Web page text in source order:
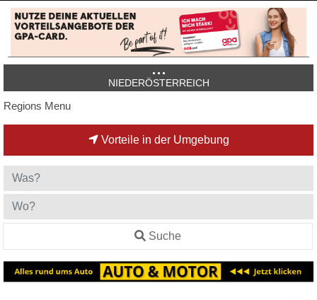
NIEDERÖSTERREICH
Regions Menu
Vorteile in der Umgebung
Suche